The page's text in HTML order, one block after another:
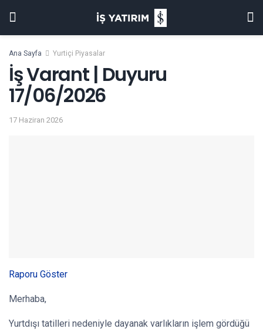
Ana Sayfa Yurtiçi Piyasalar
İş Varant | Duyuru
17/06/2026
17 Haziran 2026
Raporu Göster
Merhaba,
Yurtdışı tatilleri nedeniyle dayanak varlıkların işlem gördüğü